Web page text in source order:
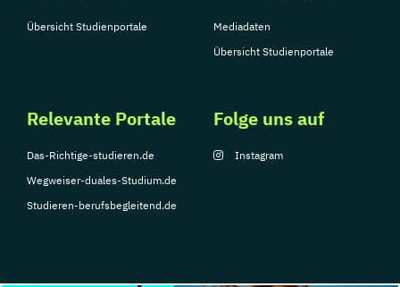
Übersicht Studienportale
Mediadaten
Übersicht Studienportale
Relevante Portale
Das-Richtige-studieren.de
Wegweiser-duales-Studium.de
Studieren-berufsbegleitend.de
Folge uns auf
Instagram